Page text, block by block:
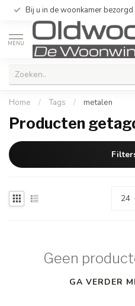
Bij u in de woonkamer bezorgd
MENU
Home / Tags / metalen
Producten
Geen
GA VERDER